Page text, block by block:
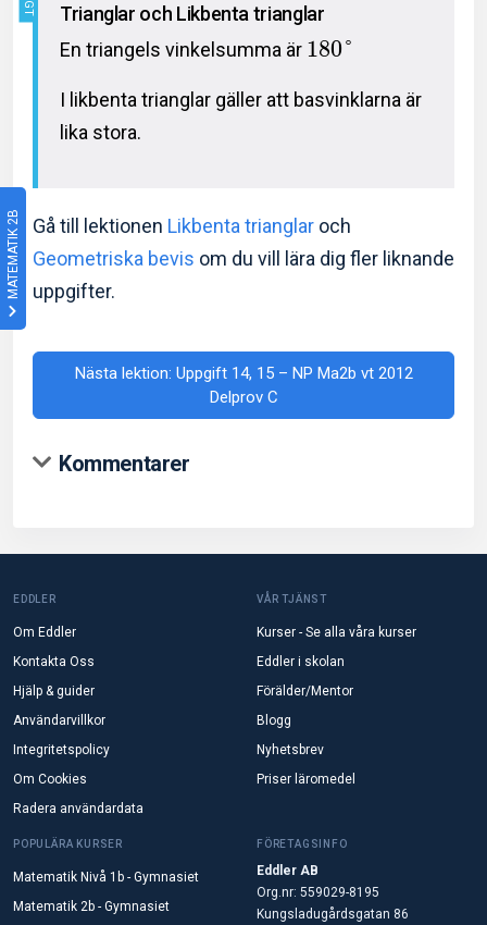
MATEMATIK 2B
Trianglar och Likbenta trianglar
En triangels vinkelsumma är 180°
I likbenta trianglar gäller att basvinklarna är
lika stora.
Gå till lektionen Likbenta trianglar och
Geometriska bevis om du vill lära dig fler liknande
uppgifter.
Nästa lektion: Uppgift 14, 15 – NP Ma2b vt 2012
Delprov C
Kommentarer
EDDLER
Om Eddler
Kontakta Oss
Hjälp & guider
Användarvillkor
Integritetspolicy
Om Cookies
Radera användardata
VÅR TJÄNST
Kurser - Se alla våra kurser
Eddler i skolan
Förälder/Mentor
Blogg
Nyhetsbrev
Priser läromedel
POPULÄRA KURSER
Matematik Nivå 1b - Gymnasiet
Matematik 2b - Gymnasiet
FÖRETAGSINFO
Eddler AB
Org.nr: 559029-8195
Kungsladugårdsgatan 86